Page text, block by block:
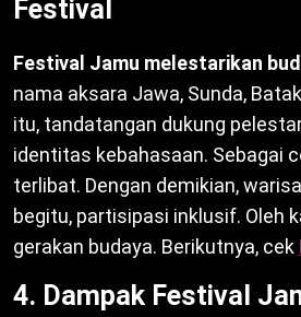
Festival
Festival Jamu melestarikan
nama aksara Jawa, Sunda,
itu, tandatangan dukung
identitas kebahasaan. Sebagai
terlibat. Dengan demikian,
begitu, partisipasi inklusif. Oleh
gerakan budaya. Berikutnya, cek
4. Dampak Festival